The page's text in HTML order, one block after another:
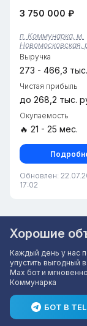
к продаже пункт
перспективном
Коммунарка,
Идеальный
инвесторов и
пр...
3 750 000 ₽
п. Коммунарка, м.
Новомосковская,
Коммунарка, г.
Выручка
273 - 466,3
Чистая прибыль
до 268,2 тыс.
Окупаемость
🔥 21 - 25 мес.
Обновлен:
17:02
Хорошие
Каждый день у нас
упустить выгодный
Max бот и
Коммунарка
БОТ В